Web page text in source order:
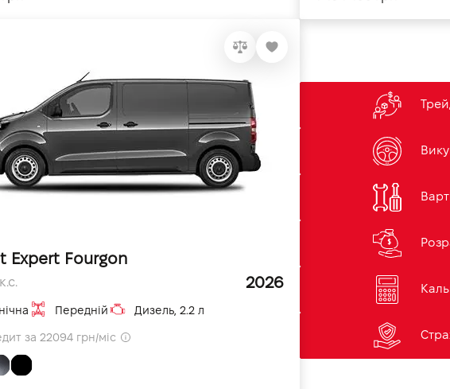
Expert Fourgon
2026
Передній Дизель, 2.2 л
за 22094 грн/міс